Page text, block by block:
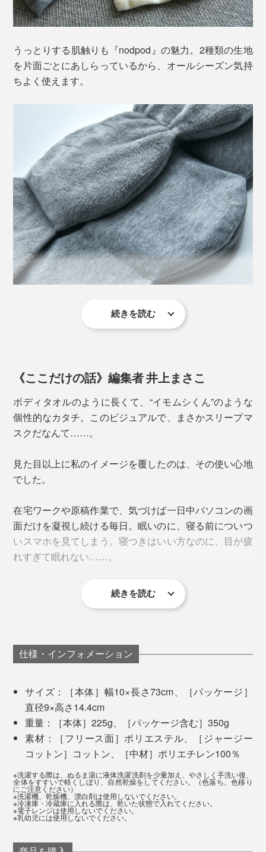
日本でも厚生労働省が、「午後の早い時刻に30分以内の
果的」と推奨しています。（『健康づくりのための睡眠
指針 2014』より）
眠ってしまいがちですが、『nodpod』を使うとスッキ
リと目覚められることに驚きました。
先端のスリット穴に反対側の生地を差し込んで固定する
と、スリープマスクがズレることなく、椅子に座ったま
ま仮眠が取れるので快適です。
イズ調整もできます。
うっとりする肌触りも『nodpod』の魅力。2種類の生地
を片面ごとにあしらっているから、オールシーズン気持
ちよく使えます。
寒い季節や温もりに触れたい気分なら、フワフワ暖かい
汗ばむ季節やさらりとした肌触りが好みなら、ジャージ
ーコットン素材側を目に当ててください。
冷凍庫や冷蔵庫で『nodpod』をヒンヤリ冷やして使う
こともできるので、疲れた目元のリフレッシュ時にも重
冷凍庫に入れても中のビーズは柔らかいまま
中材のマイクロビーズは非毒性BPAフリー（ビスフェノ
続きを読む
《ここだけの話》編集者 井上まさこ
ボディタオルのように長くて、“イモムシくん”のような
個性的なカタチ。このビジュアルで、まさかスリープマ
スクだなんて……。
見た目以上に私のイメージを覆したのは、その使い心地
でした。
在宅ワークや原稿作業で、気づけば一日中パソコンの画
面だけを凝視し続ける毎日。眠いのに、寝る前についつ
いスマホを見てしまう。寝つきはいい方なのに、目が疲
れすぎて眠れない……。
そんな時、半信半疑で『nodpod』を目の上に置いてみ
りの世界へ落ちていきました。
よさも倍増。
続きを読む
仕様・インフォメーション
サイズ：［本体］幅10×長さ73cm、［パッケージ］
直径9×高さ14.4cm
重量：［本体］225g、［パッケージ含む］350g
素材：［フリース面］ポリエステル、［ジャージー
コットン］コットン、［中材］ポリエチレン100％
※洗濯する際は、ぬるま湯に液体洗濯洗剤を少量加え、やさしく手洗い後、
全体をすすいで軽くしぼり、自然乾燥をしてください。（色落ち、色移り
にご注意ください）
※洗濯機、乾燥機、漂白剤は使用しないでください。
※冷凍庫・冷蔵庫に入れる際は、乾いた状態で入れてください。
※電子レンジは使用しないでください。
※乳幼児には使用しないでください。